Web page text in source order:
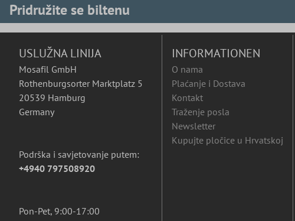
Pridružite se biltenu
USLUŽNA LINIJA
Mosafil GmbH
Rothenburgsorter Marktplatz 5
20539 Hamburg
Germany
Podrška i savjetovanje putem:
+4940 797508920
Pon-Pet, 9:00-17:00
INFORMATIONEN
O nama
Plaćanje i Dostava
Kontakt
Traženje posla
Newsletter
Kupujte pločice u Hrvatskoj